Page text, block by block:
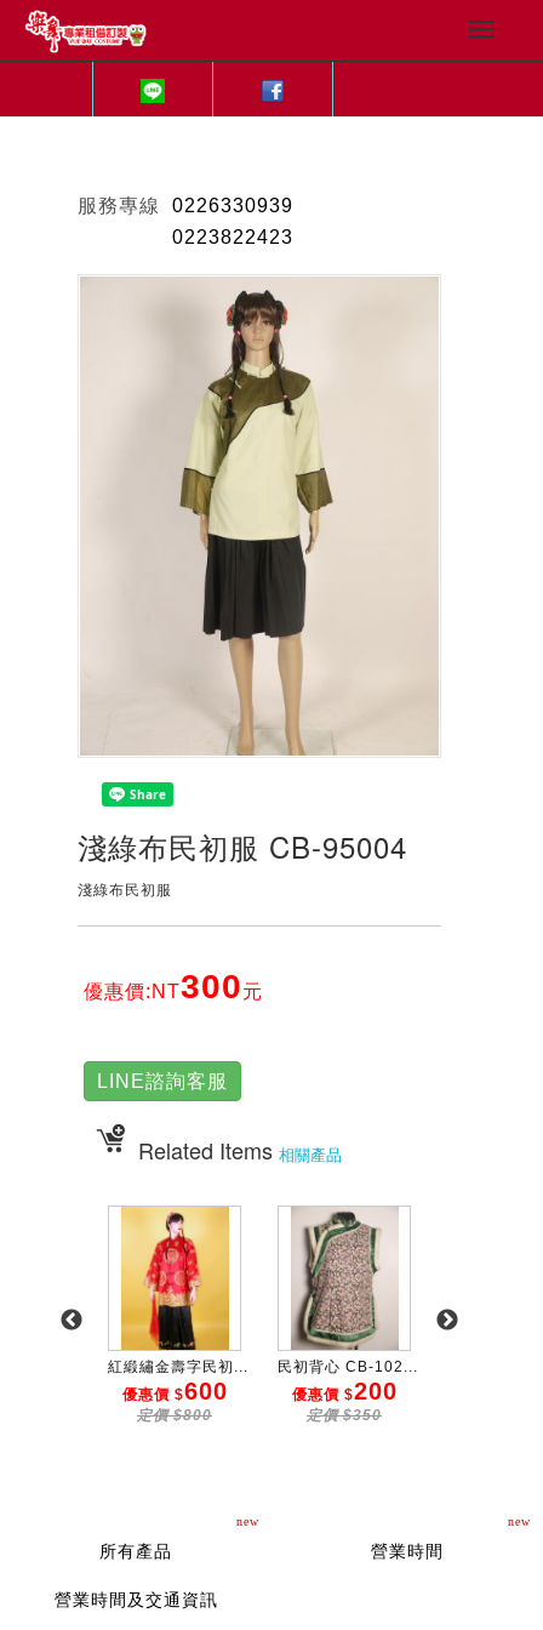
服務專線
0226330939
0223822423
淺綠布民初服 CB-95004
淺綠布民初服
優惠價:NT300元
LINE諮詢客服
Related Items 相關產品
紅緞繡金壽字民初...
優惠價 $600
定價 $800
民初背心 CB-102...
優惠價 $200
定價 $350
new
所有產品
new
營業時間
營業時間及交通資訊